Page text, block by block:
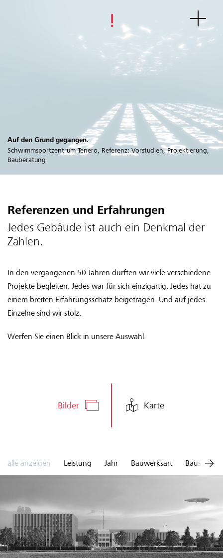
Auf den Grund gegangen.
Schwimmsportzentrum Tenero, Referenz: Vorstudien, Projektierung,
Bauberatung
Referenzen und Erfahrungen
Jedes Gebäude ist auch ein Denkmal der
Zahlen.
In den vergangenen 50 Jahren durften wir viele verschiedene
Projekte begleiten. Jedes war für sich einzigartig. Jedes hat zu
einem breiten Erfahrungsschatz beigetragen. Und auf jedes
Einzelne sind wir stolz.
Werfen Sie einen Blick in unsere Auswahl.
Bilder Karte
alle anzeigen Leistung Jahr Bauwerksart Bausumme